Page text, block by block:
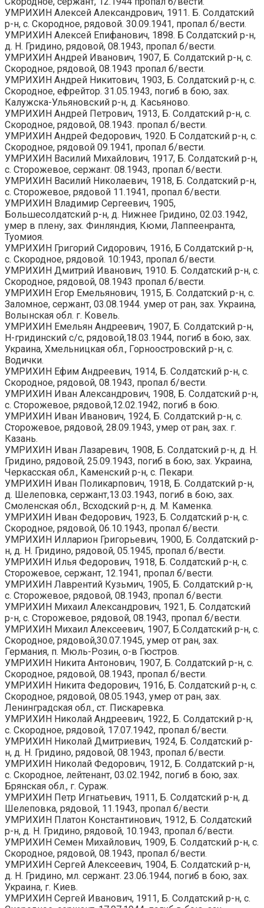
УМРИХИН Алексей Александрович, 1911. Б. Солдатский
р-н, с. Скородное, рядовой. 30.09.1941, пропал б/вести.
УМРИХИН Алексей Епифанович, 1898. Б Солдатский р-н,
д. Н. Гридино, рядовой, 08.1943, пропал б/вести.
УМРИХИН Андрей Иванович, 1907, Б. Солдатский р-н, с.
Скородное, рядовой, 08.1943 пропал б/вести.
УМРИХИН Андрей Никитович, 1903, Б. Солдатский р-н, с.
Скородное, ефрейтор. 31.05.1943, погиб в бою, зах.
Калужска-Ульяновский р-н, д. Касьяново.
УМРИХИН Андрей Петрович, 1913, Б. Солдатский р-н, с.
Скородное, рядовой, 08.1943. пропал б/вести.
УМРИХИН Андрей Федорович, 1920. Б Солдатский р-н, с.
Скородное, рядовой 09.1941, пропал б/вести.
УМРИХИН Василий Михайлович, 1917, Б. Солдатский р-н,
с. Сторожевое, сержант. 08.1943, пропал б/вести.
УМРИХИН Василий Николаевич, 1918, Б. Солдатский р-н,
с. Сторожевое, рядовой 11.1941, пропал б/вести.
УМРИХИН Владимир Сергеевич, 1905,
Большесолдатский р-н, д. Нижнее Гридино, 02.03.1942,
умер в плену, зах. Финляндия, Кюми, Лаппеенранта,
Туомиоя.
УМРИХИН Григорий Сидорович, 1916, Б Солдатский р-н,
с. Скородное, рядовой. 10:1943, пропал б/вести.
УМРИХИН Дмитрий Иванович, 1910. Б. Солдатский р-н, с.
Скородное, рядовой, 08.1943 пропал б/вести.
УМРИХИН Егор Емельянович, 1915, Б. Солдатский р-н, с.
Заломное, сержант, 03.08.1944. умер от ран, зах. Украина,
Волынская обл. г. Ковель.
УМРИХИН Емельян Андреевич, 1907, Б. Солдатский р-н,
Н-гридинский с/с, рядовой,18.03.1944, погиб в бою, зах.
Украина, Хмельницкая обл., Горноостровский р-н, с.
Водички.
УМРИХИН Ефим Андреевич, 1914, Б. Солдатский р-н, с.
Скородное, рядовой, 08.1943, пропал б/вести.
УМРИХИН Иван Александрович, 1908, Б. Солдатский р-н,
с. Сторожевое, рядовой,12.02.1942, погиб в бою.
УМРИХИН Иван Иванович, 1924, Б. Солдатский р-н, с.
Сторожевое, рядовой, 28.09.1943, умер от ран, зах. г.
Казань.
УМРИХИН Иван Лазаревич, 1908, Б. Солдатский р-н, д. Н.
Гридино, рядовой, 25.09.1943, погиб в бою, зах. Украина,
Черкасская обл., Каменский р-н, с. Пекари.
УМРИХИН Иван Поликарпович, 1918, Б. Солдатский р-н,
д. Шелеповка, сержант,13.03.1943, погиб в бою, зах.
Смоленская обл., Всходский р-н, д. М. Каменка.
УМРИХИН Иван Федорович, 1923, Б. Солдатский р-н, с.
Скородное, рядовой, 06.10.1943, пропал б/вести.
УМРИХИН Илларион Григорьевич, 1900, Б. Солдатский р-
н, д. Н. Гридино, рядовой, 05.1945, пропал б/вести.
УМРИХИН Илья Федорович, 1918, Б. Солдатский р-н, с.
Сторожевое, сержант, 12.1941, пропал б/вести.
УМРИХИН Лаврентий Кузьмич, 1905, Б. Солдатский р-н,
с. Сторожевое, рядовой, 08.1943, пропал б/вести.
УМРИХИН Михаил Александрович, 1921, Б. Солдатский
р-н, с. Сторожевое, рядовой, 08.1943, пропал б/вести.
УМРИХИН Михаил Алексеевич, 1907, Б.Солдатский р-н, с.
Скородное, рядовой,30.07.1945, умер от ран, зах.
Германия, п. Мюль-Розин, о-в Гюстров.
УМРИХИН Никита Антонович, 1907, Б. Солдатский р-н, с.
Скородное, рядовой, 08.1943, пропал б/вести.
УМРИХИН Никита Федорович, 1916, Б. Солдатский р-н, с.
Скородное, рядовой, 08.05.1943, умер от ран, зах.
Ленинградская обл., ст. Пискаревка.
УМРИХИН Николай Андреевич, 1922, Б. Солдатский р-н,
с. Скородное, рядовой, 17.07.1942, пропал б/вести.
УМРИХИН Николай Дмитриевич, 1924, Б. Солдатский р-
н, д. Н. Гридино, рядовой, 08.1943, пропал б/вести.
УМРИХИН Николай Федорович, 1912, Б. Солдатский р-н,
с. Скородное, лейтенант, 03.02.1942, погиб в бою, зах.
Брянская обл., г. Сураж.
УМРИХИН Петр Игнатьевич, 1911, Б. Солдатский р-н, д.
Шелеповка, рядовой, 11.1943, пропал б/вести.
УМРИХИН Платон Константинович, 1912, Б. Солдатский
р-н, д. Н. Гридино, рядовой, 10.1943, пропал б/вести.
УМРИХИН Семен Михайлович, 1909, Б. Солдатский р-н, с.
Скородное, рядовой, 08.1943, пропал б/вести.
УМРИХИН Сергей Алексеевич, 1904, Б. Солдатский р-н,
д. Н. Гридино, мл. сержант. 23.06.1944, погиб в бою, зах.
Украина, г. Киев.
УМРИХИН Сергей Иванович, 1911, Б. Солдатский р-н, с.